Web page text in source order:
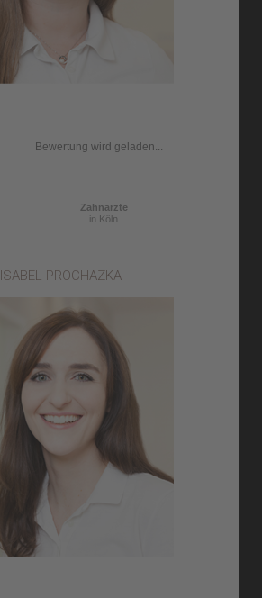
Bewertung wird geladen...
Zahnärzte
in Köln
ISABEL PROCHAZKA